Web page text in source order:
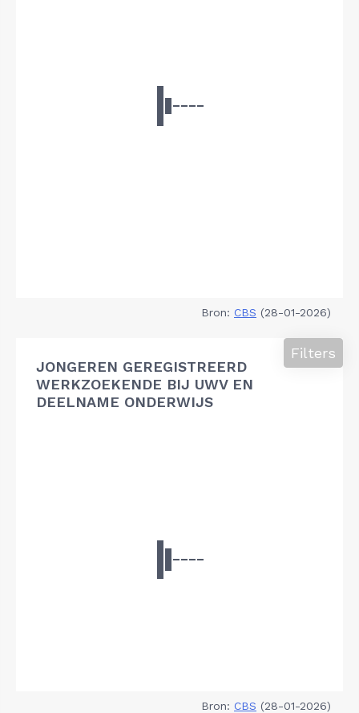
Bron: CBS (28-01-2026)
JONGEREN GEREGISTREERD
WERKZOEKENDE BIJ UWV EN
DEELNAME ONDERWIJS
Filters
Bron: CBS (28-01-2026)